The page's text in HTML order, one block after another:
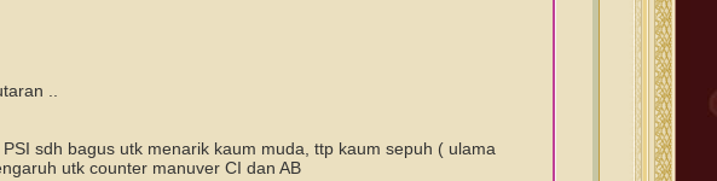
..
sdh bagus utk menarik kaum muda, ttp kaum sepuh ( ulama
utk counter manuver CI dan AB